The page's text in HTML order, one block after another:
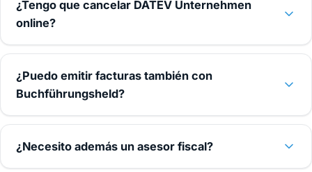
¿Tengo que cancelar DATEV Unternehmen
online?
¿Puedo emitir facturas también con
Buchführungsheld?
¿Necesito además un asesor fiscal?